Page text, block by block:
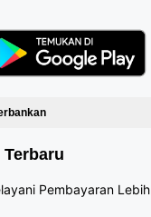
Pembayaran Lebih